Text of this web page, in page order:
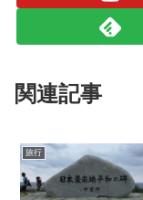
関連記事
旅行